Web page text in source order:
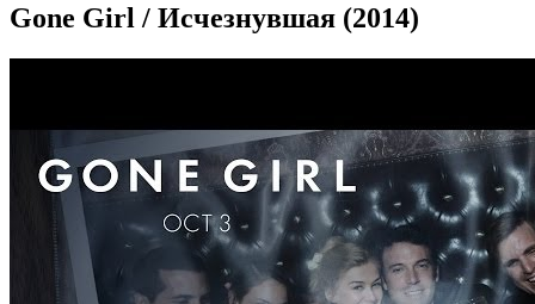
Gone Girl / Исчезнувшая (2014)